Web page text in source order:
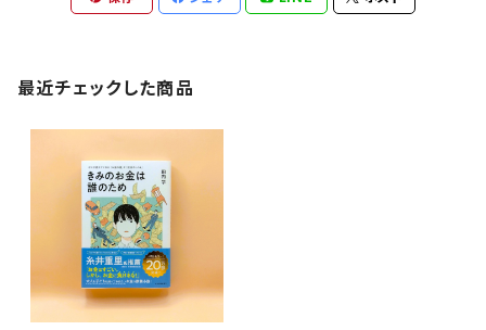
最近チェックした商品